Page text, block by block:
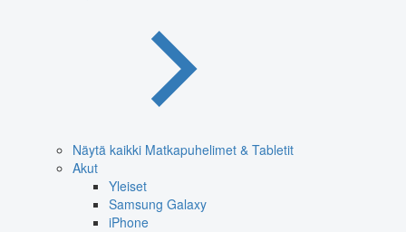
Näytä kaikki Matkapuhelimet & Tabletit
Akut
Yleiset
Samsung Galaxy
iPhone